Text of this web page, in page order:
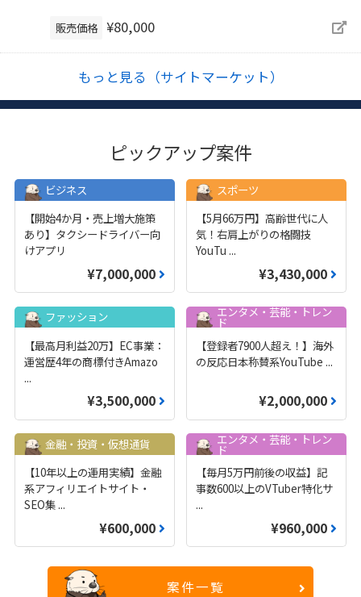
販売価格 ¥80,000
もっと見る（サイトマーケット）
ピックアップ案件
ビジネス
【開始4か月・売上増大施策
あり】タクシードライバー向
けアプリ
¥7,000,000
スポーツ
【5月66万円】高齢世代に人
気！右肩上がりの格闘技
YouTu ...
¥3,430,000
ファッション
【最高月利益20万】EC事業：
運営歴4年の商標付きAmazo
...
¥3,500,000
エンタメ・芸能・トレン
ド
【登録者7900人超え！】海外
の反応日本称賛系YouTube ...
¥2,000,000
金融・投資・仮想通貨
【10年以上の運用実績】金融
系アフィリエイトサイト・
SEO集 ...
¥600,000
エンタメ・芸能・トレン
ド
【毎月5万円前後の収益】記
事数600以上のVTuber特化サ
...
¥960,000
案件一覧